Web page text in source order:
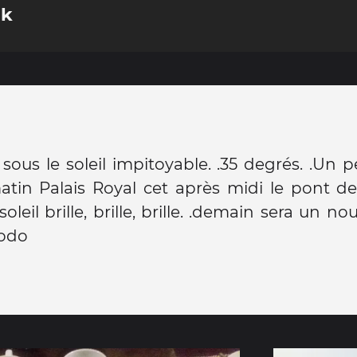
le soleil impitoyable. .35 degrés. .Un
Palais Royal cet après midi le pont
brille, brille, brille. .demain sera un